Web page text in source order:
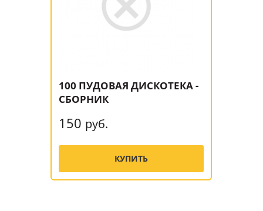
100 ПУДОВАЯ ДИСКОТЕКА -
СБОРНИК
150 руб.
КУПИТЬ